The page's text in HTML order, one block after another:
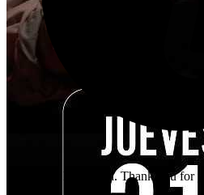
This event has ended. Thank you for